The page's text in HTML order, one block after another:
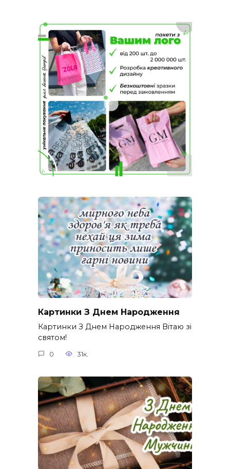
Картинки З Днем Народження
Картинки З Днем Народження Вітаю зі
святом!
0 31к.